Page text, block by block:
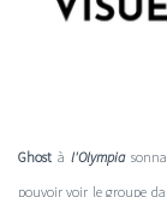
Ghost à l'Olympia
pouvoir voir le groupe